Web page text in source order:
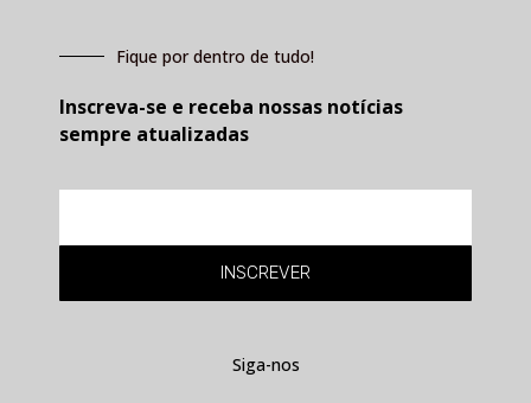
Fique por dentro de tudo!
Inscreva-se e receba nossas notícias
sempre atualizadas
INSCREVER
Siga-nos